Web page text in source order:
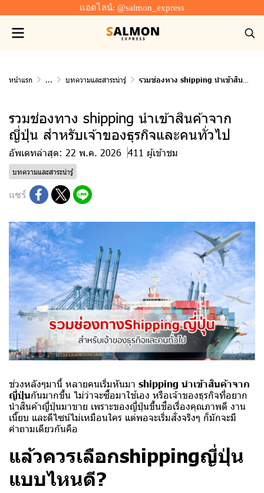
แอดไลน์: @salmon_express
หน้าแรก ... บทความและสาระน่ารู้ รวมช่องทาง shipping นําเข้าสินค้าจากญี่ปุ่น สำหรับเจ้าของธุรกิจและคนทั่วไป
รวมช่องทาง shipping นําเข้าสินค้าจาก
ญี่ปุ่น สำหรับเจ้าของธุรกิจและคนทั่วไป
อัพเดทล่าสุด: 22 พ.ค. 2026 411 ผู้เข้าชม
บทความและสาระน่ารู้
แชร์
ช่วงหลังๆมานี้ หลายคนเริ่มหันมา shipping นําเข้าสินค้าจาก
ญี่ปุ่นกันมากขึ้น ไม่ว่าจะซื้อมาใช้เอง หรือเจ้าของธุรกิจที่อยาก
นำสินค้าญี่ปุ่นมาขาย เพราะของญี่ปุ่นขึ้นชื่อเรื่องคุณภาพดี งาน
เนี๊ยบ และดีไซน์ไม่เหมือนใคร แต่พอจะเริ่มสั่งจริงๆ ก็มักจะมี
คำถามเดียวกันคือ
แล้วควรเลือกshippingญี่ปุ่น
แบบไหนดี?